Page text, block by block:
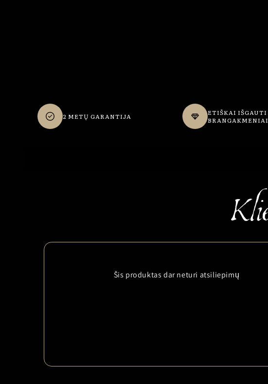
2 METŲ GARANTIJA
ETIŠKAI IŠGAUTI
BRANGAKMENIAI
Šis produktas dar neturi atsiliepimų